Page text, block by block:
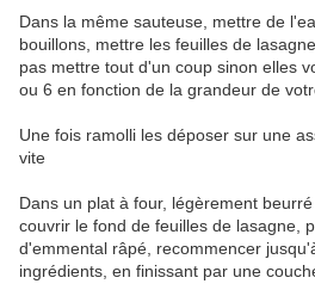
Dans la même sauteuse, mettre de
bouillons, mettre les feuilles de
pas mettre tout d'un coup sinon elles
ou 6 en fonction de la grandeur de
Une fois ramolli les déposer sur une
vite
Dans un plat à four, légèrement
couvrir le fond de feuilles de lasagne,
d'emmental râpé, recommencer
ingrédients, en finissant par une